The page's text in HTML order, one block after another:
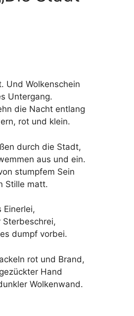
Und Wolkenschein
Untergang.
die Nacht entlang
rot und klein.
durch die Stadt,
aus und ein.
stumpfem Sein
Stille matt.
Einerlei,
Sterbeschrei,
dumpf vorbei.
rot und Brand,
Hand
Wolkenwand.